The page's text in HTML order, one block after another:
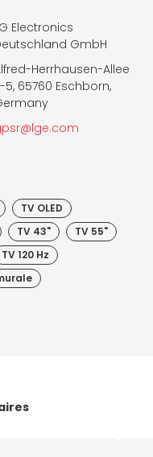
Electronics
GmbH
Herrhausen-Allee
5, 65760 Eschborn,
TV OLED
TV 43"
TV 55"
TV 120 Hz